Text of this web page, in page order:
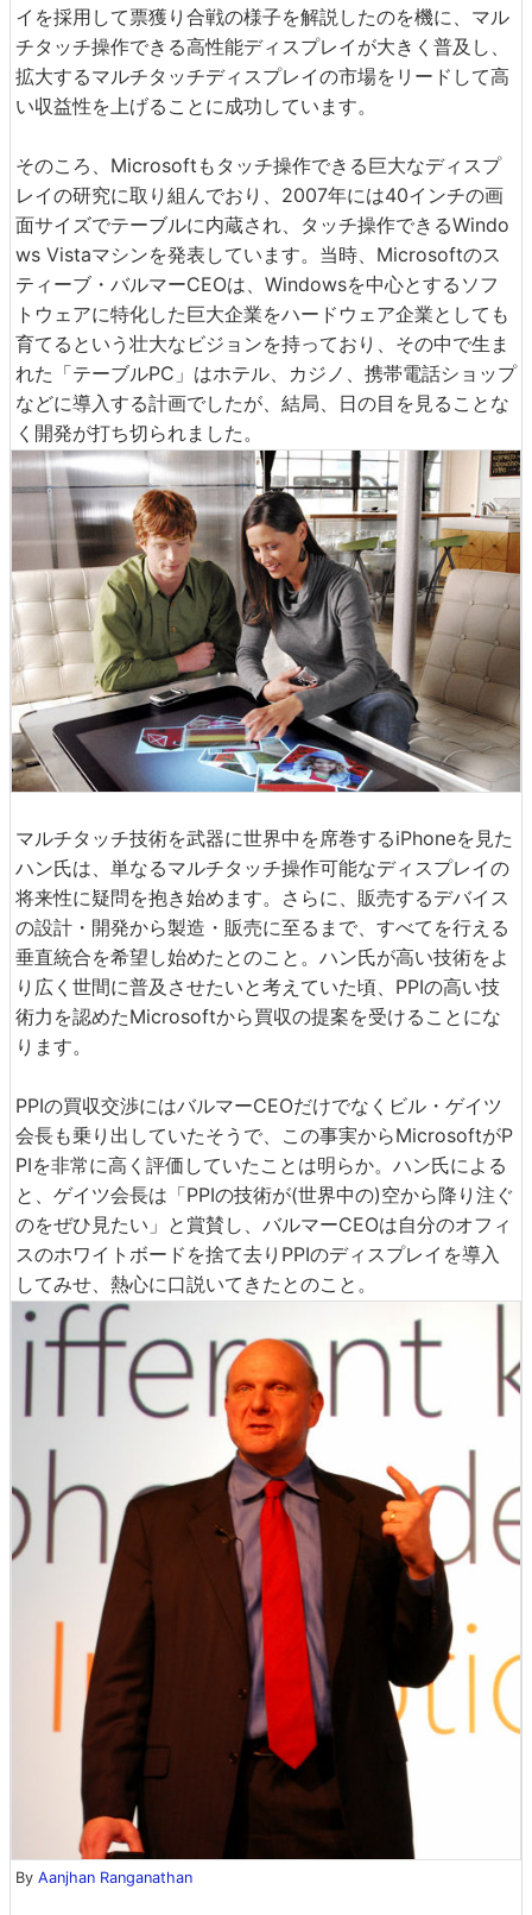
イを採用して票獲り合戦の様子を解説したのを機に、マル
チタッチ操作できる高性能ディスプレイが大きく普及し、
拡大するマルチタッチディスプレイの市場をリードして高
い収益性を上げることに成功しています。
そのころ、Microsoftもタッチ操作できる巨大なディスプ
レイの研究に取り組んでおり、2007年には40インチの画
面サイズでテーブルに内蔵され、タッチ操作できるWindo
ws Vistaマシンを発表しています。当時、Microsoftのス
ティーブ・バルマーCEOは、Windowsを中心とするソフ
トウェアに特化した巨大企業をハードウェア企業としても
育てるという壮大なビジョンを持っており、その中で生ま
れた「テーブルPC」はホテル、カジノ、携帯電話ショップ
などに導入する計画でしたが、結局、日の目を見ることな
く開発が打ち切られました。
マルチタッチ技術を武器に世界中を席巻するiPhoneを見た
ハン氏は、単なるマルチタッチ操作可能なディスプレイの
将来性に疑問を抱き始めます。さらに、販売するデバイス
の設計・開発から製造・販売に至るまで、すべてを行える
垂直統合を希望し始めたとのこと。ハン氏が高い技術をよ
り広く世間に普及させたいと考えていた頃、PPIの高い技
術力を認めたMicrosoftから買収の提案を受けることにな
ります。
PPIの買収交渉にはバルマーCEOだけでなくビル・ゲイツ
会長も乗り出していたそうで、この事実からMicrosoftがP
PIを非常に高く評価していたことは明らか。ハン氏による
と、ゲイツ会長は「PPIの技術が(世界中の)空から降り注ぐ
のをぜひ見たい」と賞賛し、バルマーCEOは自分のオフィ
スのホワイトボードを捨て去りPPIのディスプレイを導入
してみせ、熱心に口説いてきたとのこと。
By Aanjhan Ranganathan